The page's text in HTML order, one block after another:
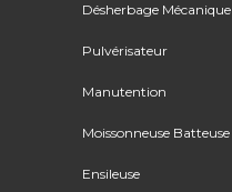
Désherbage Mécanique
Pulvérisateur
Manutention
Moissonneuse Batteuse
Ensileuse